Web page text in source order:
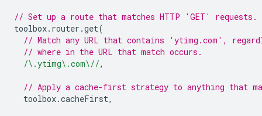
// Set up a route that matches HTTP 'GET' requests.
toolbox. router .get(
// Match any URL that contains 'ytimg.com',
// where in the URL that match occurs.
/\.ytimg\.com\//,
// Apply a cache-first strategy to anything that
toolbox.cacheFirst,